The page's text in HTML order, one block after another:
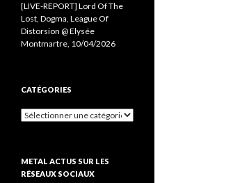
[LIVE-REPORT] Lord Of The
Lost, Dogma, League Of
Distorsion @ Elysée
Montmartre, 10/04/2026
CATÉGORIES
C
g
o
METAL ACTUS SUR LES
RÉSEAUX SOCIAUX